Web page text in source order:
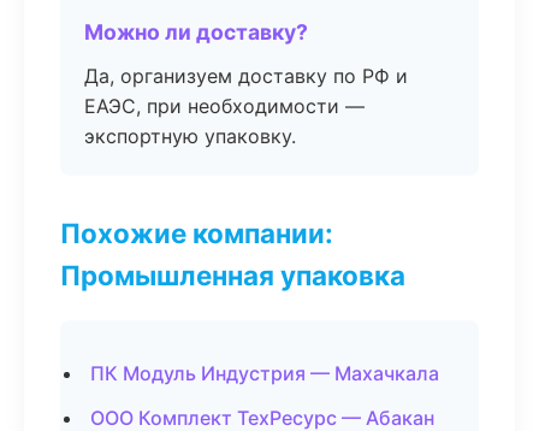
Можно ли доставку?
Да, организуем доставку по РФ и
ЕАЭС, при необходимости —
экспортную упаковку.
Похожие компании:
Промышленная упаковка
ПК Модуль Индустрия — Махачкала
ООО Комплект ТехРесурс — Абакан